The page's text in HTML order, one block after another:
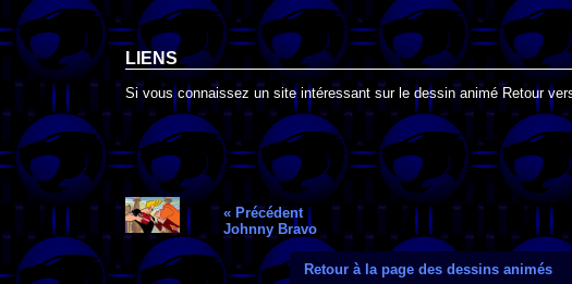
LIENS
Si vous connaissez un site intéressant sur le dessin animé Retour
« Précédent
Johnny Bravo
Retour à la page des dessins animés